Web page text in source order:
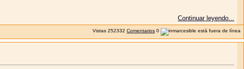
Continuar leyendo...
Vistas 252332 Comentarios 0